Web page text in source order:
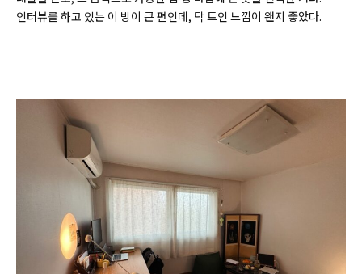
인터뷰를 하고 있는 이 방이 큰 편인데, 탁 트인 느낌이 왠지 좋았다.